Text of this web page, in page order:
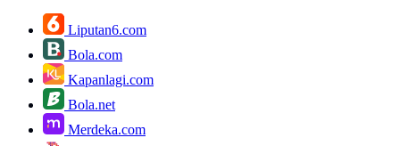
Liputan6.com
Bola.com
Kapanlagi.com
Bola.net
Merdeka.com